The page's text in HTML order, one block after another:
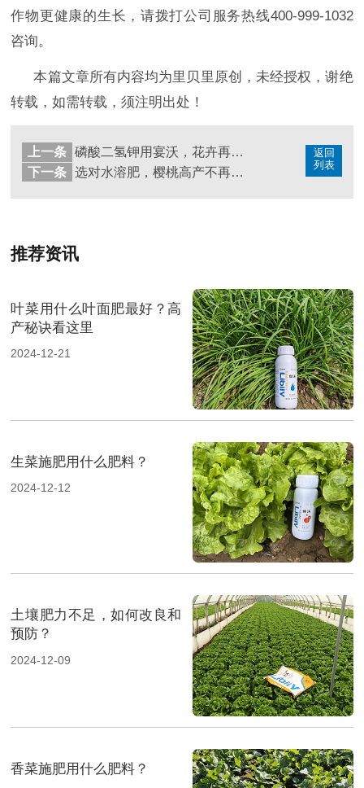
作物更健康的生长， 请拨打公司服务热线400-999-1032
咨询。
本篇文章所有内容均为里贝里原创，未经授权，谢绝
转载，如需转载，须注明出处！
返回
列表
上一条
磷酸二氢钾用宴沃，花卉再也不用担心了
下一条
选对水溶肥，樱桃高产不再是难题！
推荐资讯
叶菜用什么叶面肥最好？高
产秘诀看这里
2024-12-21
生菜施肥用什么肥料？
2024-12-12
土壤肥力不足，如何改良和
预防？
2024-12-09
香菜施肥用什么肥料？